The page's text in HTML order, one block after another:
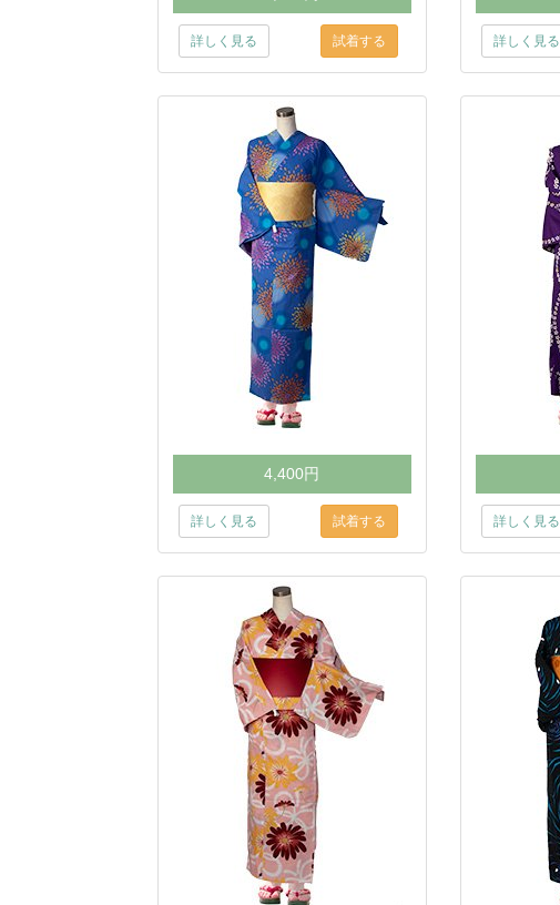
詳しく見る 詳しく見る
4,400円
詳しく見る 詳しく見る